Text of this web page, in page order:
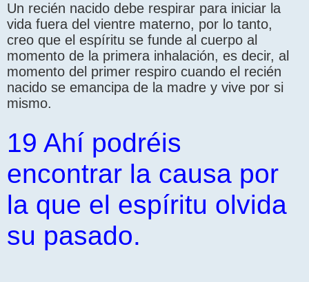
Un recién nacido debe respirar para iniciar la
vida fuera del vientre materno, por lo tanto,
creo que el espíritu se funde al cuerpo al
momento de la primera inhalación, es decir, al
momento del primer respiro cuando el recién
nacido se emancipa de la madre y vive por si
mismo.
19 Ahí podréis
encontrar la causa por
la que el espíritu olvida
su pasado.